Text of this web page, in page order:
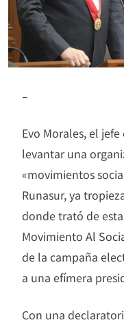
–
Evo Morales, el
levantar una
«movimientos
Runasur, ya
donde trató de
Movimiento Al
de la campaña
a una efímera
Con una